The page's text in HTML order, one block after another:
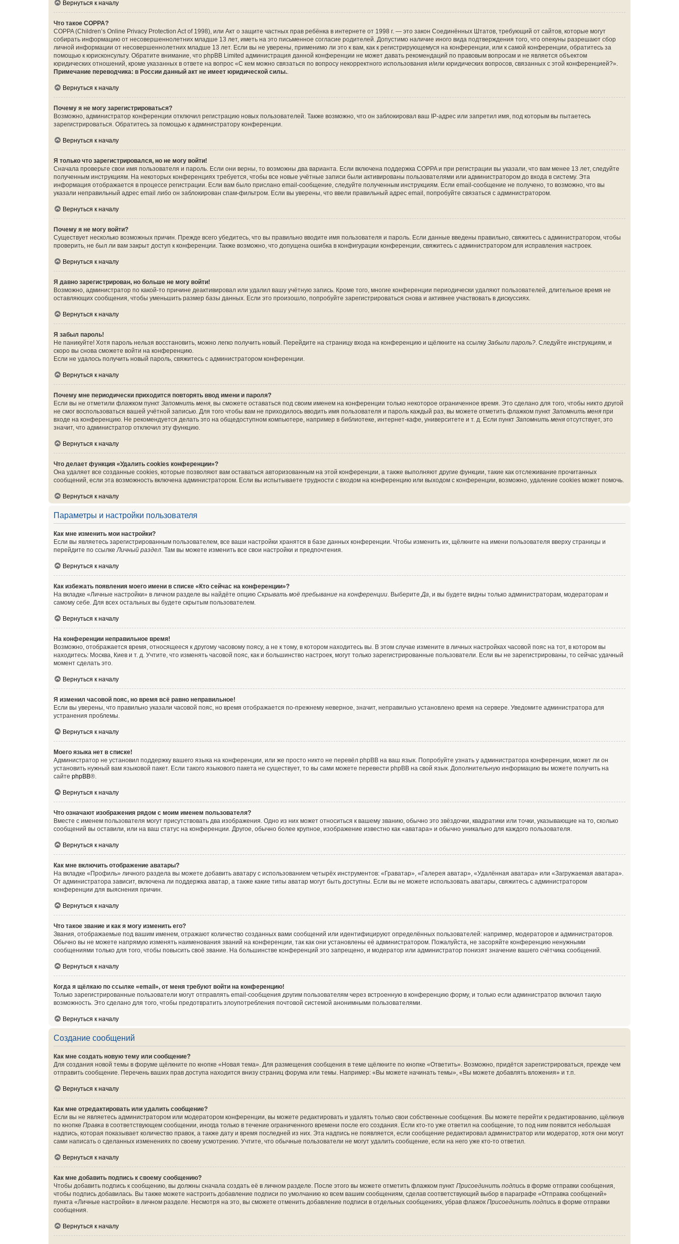
Вернуться к началу
Что такое COPPA?
COPPA (Children’s Online Privacy Protection Act of 1998), или Акт о защите частных прав ребёнка в интернете от 1998 г. — это закон Соединённых Штатов, требующий от сайтов, которые могут
собирать информацию от несовершеннолетних младше 13 лет, иметь на это письменное согласие родителей. Допустимо наличие иного вида подтверждения того, что опекуны разрешают сбор
личной информации от несовершеннолетних младше 13 лет. Если вы не уверены, применимо ли это к вам, как к регистрирующемуся на конференции, или к самой конференции, обратитесь за
помощью к юрисконсульту. Обратите внимание, что phpBB Limited администрация данной конференции не может давать рекомендаций по правовым вопросам и не является объектом
юридических отношений, кроме указанных в ответе на вопрос «С кем можно связаться по вопросу некорректного использования и/или юридических вопросов, связанных с этой конференцией?».
Примечание переводчика: в России данный акт не имеет юридической силы..
Вернуться к началу
Почему я не могу зарегистрироваться?
Возможно, администратор конференции отключил регистрацию новых пользователей. Также возможно, что он заблокировал ваш IP-адрес или запретил имя, под которым вы пытаетесь
зарегистрироваться. Обратитесь за помощью к администратору конференции.
Вернуться к началу
Я только что зарегистрировался, но не могу войти!
Сначала проверьте свои имя пользователя и пароль. Если они верны, то возможны два варианта. Если включена поддержка COPPA и при регистрации вы указали, что вам менее 13 лет, следуйте
полученным инструкциям. На некоторых конференциях требуется, чтобы все новые учётные записи были активированы пользователями или администратором до входа в систему. Эта
информация отображается в процессе регистрации. Если вам было прислано email-сообщение, следуйте полученным инструкциям. Если email-сообщение не получено, то возможно, что вы
указали неправильный адрес email либо он заблокирован спам-фильтром. Если вы уверены, что ввели правильный адрес email, попробуйте связаться с администратором.
Вернуться к началу
Почему я не могу войти?
Существует несколько возможных причин. Прежде всего убедитесь, что вы правильно вводите имя пользователя и пароль. Если данные введены правильно, свяжитесь с администратором, чтобы
проверить, не был ли вам закрыт доступ к конференции. Также возможно, что допущена ошибка в конфигурации конференции, свяжитесь с администратором для исправления настроек.
Вернуться к началу
Я давно зарегистрирован, но больше не могу войти!
Возможно, администратор по какой-то причине деактивировал или удалил вашу учётную запись. Кроме того, многие конференции периодически удаляют пользователей, длительное время не
оставляющих сообщения, чтобы уменьшить размер базы данных. Если это произошло, попробуйте зарегистрироваться снова и активнее участвовать в дискуссиях.
Вернуться к началу
Я забыл пароль!
Не паникуйте! Хотя пароль нельзя восстановить, можно легко получить новый. Перейдите на страницу входа на конференцию и щёлкните на ссылку Забыли пароль?. Следуйте инструкциям, и
скоро вы снова сможете войти на конференцию.
Если не удалось получить новый пароль, свяжитесь с администратором конференции.
Вернуться к началу
Почему мне периодически приходится повторять ввод имени и пароля?
Если вы не отметили флажком пункт Запомнить меня, вы сможете оставаться под своим именем на конференции только некоторое ограниченное время. Это сделано для того, чтобы никто другой
не смог воспользоваться вашей учётной записью. Для того чтобы вам не приходилось вводить имя пользователя и пароль каждый раз, вы можете отметить флажком пункт Запомнить меня при
входе на конференцию. Не рекомендуется делать это на общедоступном компьютере, например в библиотеке, интернет-кафе, университете и т. д. Если пункт Запомнить меня отсутствует, это
значит, что администратор отключил эту функцию.
Вернуться к началу
Что делает функция «Удалить cookies конференции»?
Она удаляет все созданные cookies, которые позволяют вам оставаться авторизованным на этой конференции, а также выполняют другие функции, такие как отслеживание прочитанных
сообщений, если эта возможность включена администратором. Если вы испытываете трудности с входом на конференцию или выходом с конференции, возможно, удаление cookies может помочь.
Вернуться к началу
Параметры и настройки пользователя
Как мне изменить мои настройки?
Если вы являетесь зарегистрированным пользователем, все ваши настройки хранятся в базе данных конференции. Чтобы изменить их, щёлкните на имени пользователя вверху страницы и
перейдите по ссылкеЛичный раздел. Там вы можете изменить все свои настройки и предпочтения.
Вернуться к началу
Как избежать появления моего имени в списке «Кто сейчас на конференции»?
На вкладке «Личные настройки» в личном разделе вы найдёте опцию Скрывать моё пребывание на конференции. ВыберитеДа, и вы будете видны только администраторам, модераторам и
самому себе. Для всех остальных вы будете скрытым пользователем.
Вернуться к началу
На конференции неправильное время!
Возможно, отображается время, относящееся к другому часовому поясу, а не к тому, в котором находитесь вы. В этом случае измените в личных настройках часовой пояс на тот, в котором вы
находитесь: Москва, Киев и т. д. Учтите, что изменять часовой пояс, как и большинство настроек, могут только зарегистрированные пользователи. Если вы не зарегистрированы, то сейчас удачный
момент сделать это.
Вернуться к началу
Я изменил часовой пояс, но время всё равно неправильное!
Если вы уверены, что правильно указали часовой пояс, но время отображается по-прежнему неверное, значит, неправильно установлено время на сервере. Уведомите администратора для
устранения проблемы.
Вернуться к началу
Моего языка нет в списке!
Администратор не установил поддержку вашего языка на конференции, или же просто никто не перевёл phpBB на ваш язык. Попробуйте узнать у администратора конференции, может ли он
установить нужный вам языковой пакет. Если такого языкового пакета не существует, то вы сами можете перевести phpBB на свой язык. Дополнительную информацию вы можете получить на
сайте phpBB®.
Вернуться к началу
Что означают изображения рядом с моим именем пользователя?
Вместе с именем пользователя могут присутствовать два изображения. Одно из них может относиться к вашему званию, обычно это звёздочки, квадратики или точки, указывающие на то, сколько
сообщений вы оставили, или на ваш статус на конференции. Другое, обычно более крупное, изображение известно как «аватара» и обычно уникально для каждого пользователя.
Вернуться к началу
Как мне включить отображение аватары?
На вкладке «Профиль» личного раздела вы можете добавить аватару с использованием четырёх инструментов: «Граватар», «Галерея аватар», «Удалённая аватара» или «Загружаемая аватара».
От администратора зависит, включена ли поддержка аватар, а также какие типы аватар могут быть доступны. Если вы не можете использовать аватары, свяжитесь с администратором
конференции для выяснения причин.
Вернуться к началу
Что такое звание и как я могу изменить его?
Звания, отображаемые под вашим именем, отражают количество созданных вами сообщений или идентифицируют определённых пользователей: например, модераторов и администраторов.
Обычно вы не можете напрямую изменять наименования званий на конференции, так как они установлены её администратором. Пожалуйста, не засоряйте конференцию ненужными
сообщениями только для того, чтобы повысить своё звание. На большинстве конференций это запрещено, и модератор или администратор понизят значение вашего счётчика сообщений.
Вернуться к началу
Когда я щёлкаю по ссылке «email», от меня требуют войти на конференцию!
Только зарегистрированные пользователи могут отправлять email-сообщения другим пользователям через встроенную в конференцию форму, и только если администратор включил такую
возможность. Это сделано для того, чтобы предотвратить злоупотребления почтовой системой анонимными пользователями.
Вернуться к началу
Создание сообщений
Как мне создать новую тему или сообщение?
Для создания новой темы в форуме щёлкните по кнопке «Новая тема». Для размещения сообщения в теме щёлкните по кнопке «Ответить». Возможно, придётся зарегистрироваться, прежде чем
отправить сообщение. Перечень ваших прав доступа находится внизу страниц форума или темы. Например: «Вы можете начинать темы», «Вы можете добавлять вложения» и т.п.
Вернуться к началу
Как мне отредактировать или удалить сообщение?
Если вы не являетесь администратором или модератором конференции, вы можете редактировать и удалять только свои собственные сообщения. Вы можете перейти к редактированию, щёлкнув
по кнопке Правка в соответствующем сообщении, иногда только в течение ограниченного времени после его создания. Если кто-то уже ответил на сообщение, то под ним появится небольшая
надпись, которая показывает количество правок, а также дату и время последней из них. Эта надпись не появляется, если сообщение редактировал администратор или модератор, хотя они могут
сами написать о сделанных изменениях по своему усмотрению. Учтите, что обычные пользователи не могут удалить сообщение, если на него уже кто-то ответил.
Вернуться к началу
Как мне добавить подпись к своему сообщению?
Чтобы добавить подпись к сообщению, вы должны сначала создать её в личном разделе. После этого вы можете отметить флажком пункт Присоединить подпись в форме отправки сообщения,
чтобы подпись добавилась. Вы также можете настроить добавление подписи по умолчанию ко всем вашим сообщениям, сделав соответствующий выбор в параграфе «Отправка сообщений»
пункта «Личные настройки» в личном разделе. Несмотря на это, вы сможете отменить добавление подписи в отдельных сообщениях, убрав флажок Присоединить подпись в форме отправки
сообщения.
Вернуться к началу